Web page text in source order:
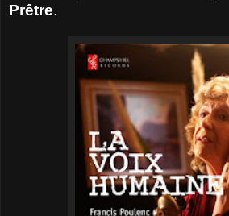
Prêtre.